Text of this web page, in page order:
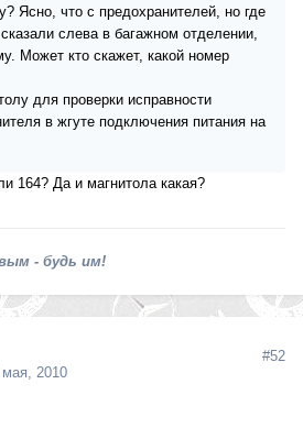
Ясно, что с предохранителей, но где
слева в багажном отделении,
Может кто скажет, какой номер
для проверки исправности
в жгуте подключения питания на
164? Да и магнитола какая?
- будь им!
мая, 2010
#52